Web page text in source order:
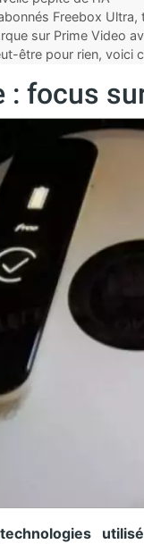
Freebox
sur Prime Video
être pour rien, voici
: focus